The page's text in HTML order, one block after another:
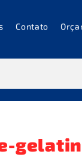
Contato